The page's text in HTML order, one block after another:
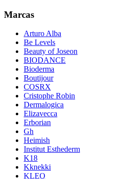
Marcas
Arturo Alba
Be Levels
Beauty of Joseon
BIODANCE
Bioderma
Boutijour
COSRX
Cristophe Robin
Dermalogica
Elizavecca
Erborian
Gh
Heimish
Institut Esthederm
K18
Kknekki
KLEO